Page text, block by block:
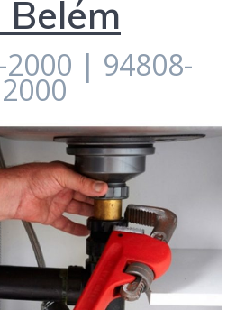
Belém
2000 | 94808-
2000